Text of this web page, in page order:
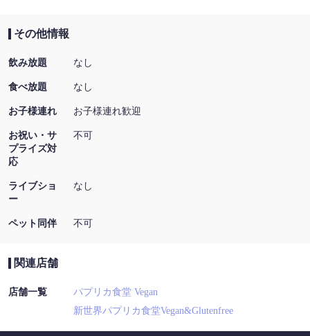
その他情報
飲み放題 なし
食べ放題 なし
お子様連れ お子様連れ歓迎
お祝い・サ
プライズ対
応
不可
ライブショ
ー
なし
ペット同伴 不可
関連店舗
店舗一覧
パプリカ食堂 Vegan
新世界パプリカ食堂Vegan&Glutenfree